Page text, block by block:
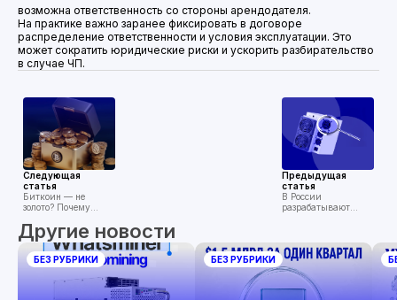
возможна ответственность со стороны арендодателя.
На практике важно заранее фиксировать в договоре
распределение ответственности и условия эксплуатации. Это
может сократить юридические риски и ускорить разбирательство
в случае ЧП.
Другие новости
БЕЗ РУБРИКИ БЕЗ РУБРИКИ
Следующая
статья
Биткоин — не
золото? Почему
сомневаются в его
защитной роли
Предыдущая
статья
В России
разрабатывают